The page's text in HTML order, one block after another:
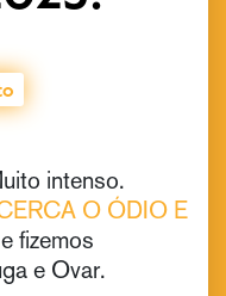
intenso.
O ÓDIO E
e fizemos
e Ovar.